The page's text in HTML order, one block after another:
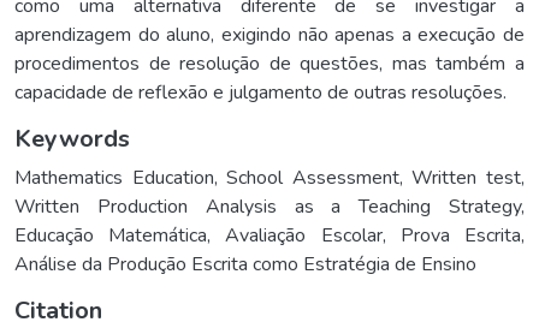
como uma alternativa diferente de se investigar a
aprendizagem do aluno, exigindo não apenas a execução de
procedimentos de resolução de questões, mas também a
capacidade de reflexão e julgamento de outras resoluções.
Keywords
Mathematics Education,School Assessment,Written test,
Written Production Analysis as a Teaching Strategy,
Educação Matemática,Avaliação Escolar, Prova Escrita,
Análise da Produção Escrita como Estratégia de Ensino
Citation